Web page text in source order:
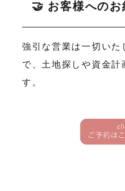
🤝 お客様へのお
強引な営業は一切いた
で、土地探しや資金計
す。